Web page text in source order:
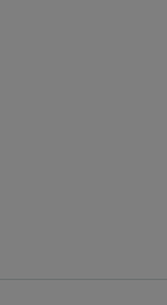
oraz roślin
ponieważ:
czystym tlenem z